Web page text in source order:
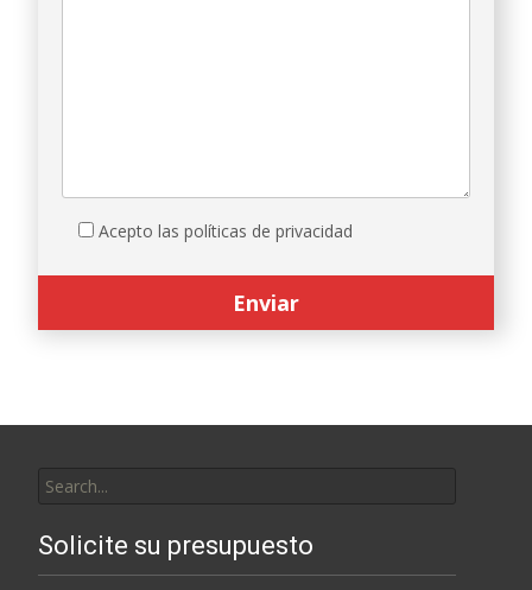
Acepto las políticas de privacidad
for:
Solicite su presupuesto